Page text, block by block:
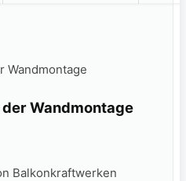
Wandmontage
Balkonkraftwerken